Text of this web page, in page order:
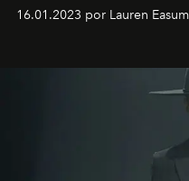
transportador AMTD
por propósitos, com um
16.01.2023 por Lauren Easum